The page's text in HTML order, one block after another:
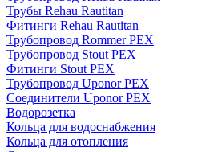
Трубы Rehau Rautitan
Фитинги Rehau Rautitan
Трубопровод Rommer PEX
Трубопровод Stout PEX
Фитинги Stout PEX
Трубопровод Uponor PEX
Соединители Uponor PEX
Водорозетка
Кольца для водоснабжения
Кольца для отопления